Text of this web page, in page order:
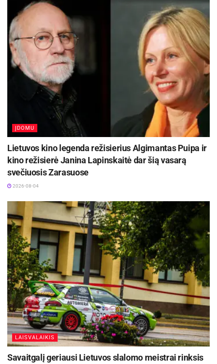
ĮDOMU
Lietuvos kino legenda režisierius Algimantas Puipa ir
kino režisierė Janina Lapinskaitė dar šią vasarą
svečiuosis Zarasuose
2026-08-04
LAISVALAIKIS
Savaitgalį geriausi Lietuvos slalomo meistrai rinksis